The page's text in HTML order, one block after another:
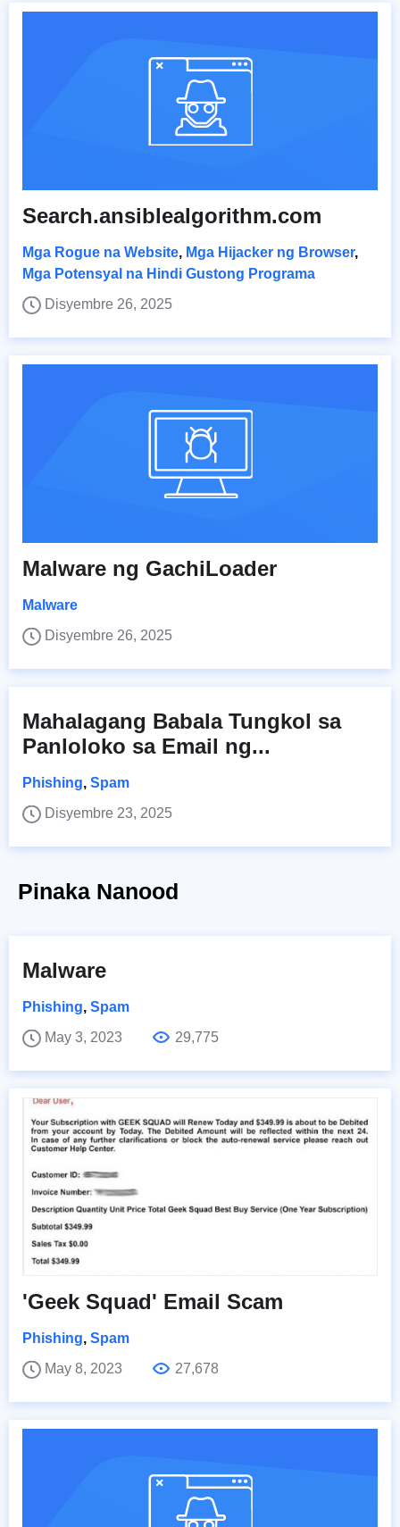
Search.ansiblealgorithm.com
Mga Rogue na Website, Mga Hijacker ng Browser,
Mga Potensyal na Hindi Gustong Programa
Disyembre 26, 2025
Malware ng GachiLoader
Malware
Disyembre 26, 2025
Mahalagang Babala Tungkol sa
Panloloko sa Email ng...
Phishing, Spam
Disyembre 23, 2025
Pinaka Nanood
Malware
Phishing, Spam
May 3, 2023
29,775
'Geek Squad' Email Scam
Phishing, Spam
May 8, 2023
27,678